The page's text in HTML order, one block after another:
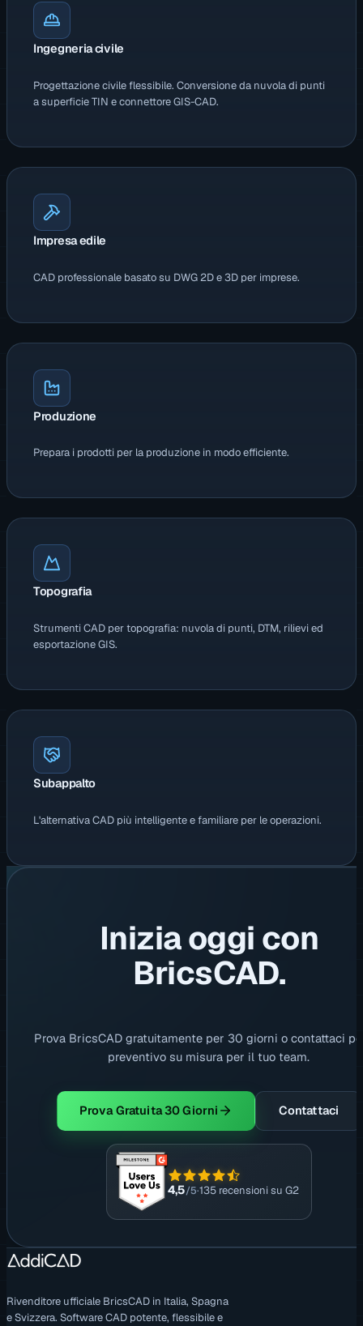
Ingegneria civile
Progettazione civile flessibile. Conversione da nuvola di punti
a superficie TIN e connettore GIS-CAD.
Impresa edile
CAD professionale basato su DWG 2D e 3D per imprese.
Produzione
Prepara i prodotti per la produzione in modo efficiente.
Topografia
Strumenti CAD per topografia: nuvola di punti, DTM, rilievi ed
esportazione GIS.
Subappalto
L'alternativa CAD più intelligente e familiare per le operazioni.
Inizia oggi con
BricsCAD.
Prova BricsCAD gratuitamente per 30 giorni o contattaci
preventivo su misura per il tuo team.
Prova Gratuita 30 Giorni Contattaci
4,5/5·135 recensioni su G2
Rivenditore ufficiale BricsCAD in Italia, Spagna
e Svizzera. Software CAD potente, flessibile e